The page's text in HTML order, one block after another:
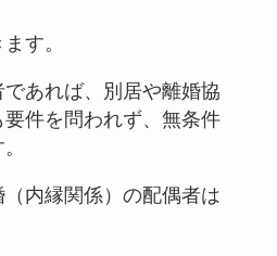
す。
であれば、別居や離婚協
件を問われず、無条件
内縁関係）の配偶者は